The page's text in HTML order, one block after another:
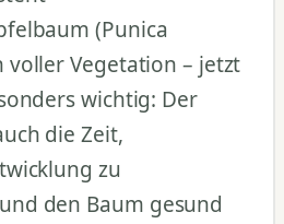
(Punica
voller Vegetation – jetzt
wichtig: Der
die Zeit,
zu
den Baum gesund